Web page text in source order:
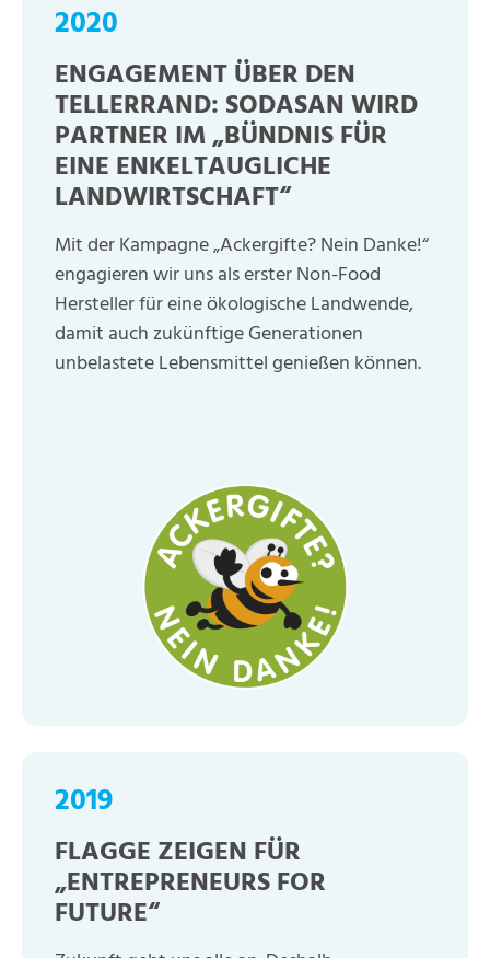
2020
ENGAGEMENT ÜBER DEN
TELLERRAND: SODASAN WIRD
PARTNER IM „BÜNDNIS FÜR
EINE ENKELTAUGLICHE
LANDWIRTSCHAFT“
Mit der Kampagne „Ackergifte? Nein Danke!“
engagieren wir uns als erster Non-Food
Hersteller für eine ökologische Landwende,
damit auch zukünftige Generationen
unbelastete Lebensmittel genießen können.
2019
FLAGGE ZEIGEN FÜR
„ENTREPRENEURS FOR
FUTURE“